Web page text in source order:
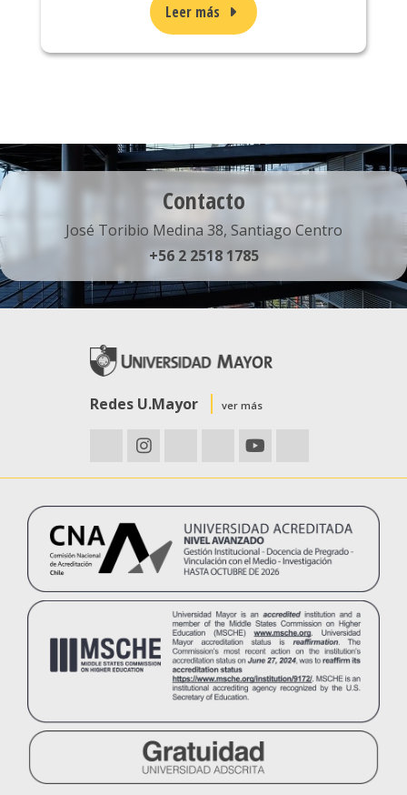
Leer más
Contacto
José Toribio Medina 38, Santiago Centro
+56 2 2518 1785
Redes U.Mayor ver más